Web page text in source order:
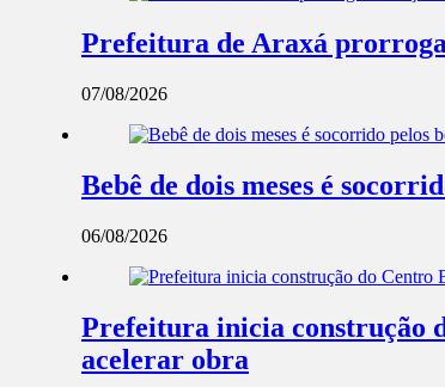
Prefeitura de Araxá prorroga
07/08/2026
Bebê de dois meses é
06/08/2026
Prefeitura inicia construção
acelerar obra